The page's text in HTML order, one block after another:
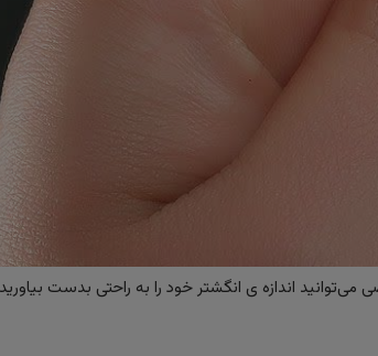
اندازه ی انگشتر خود را به راحتی بدست